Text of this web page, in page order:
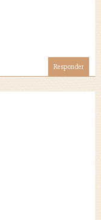
Responder